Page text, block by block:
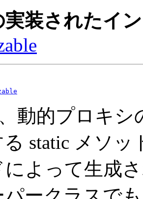
装されたイ
動的プロキ
static メソ
によって生成